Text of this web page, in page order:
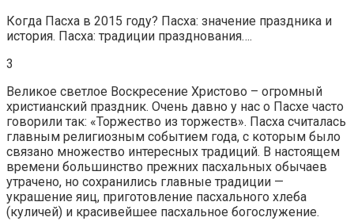
Когда Пасха в 2015 году? Пасха: значение праздника и
история. Пасха: традиции празднования….
3
Великое светлое Воскресение Христово – огромный
христианский праздник. Очень давно у нас о Пасхе часто
говорили так: «Торжество из торжеств». Пасха считалась
главным религиозным событием года, с которым было
связано множество интересных традиций. В настоящем
времени большинство прежних пасхальных обычаев
утрачено, но сохранились главные традиции —
украшение яиц, приготовление пасхального хлеба
(куличей) и красивейшее пасхальное богослужение.